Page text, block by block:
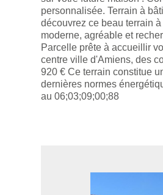
personnalisée. Terrain à
découvrez ce beau terrain
moderne, agréable et
Parcelle prête à accueillir
centre ville d'Amiens, des
920 € Ce terrain constitue
dernières normes
au 06;03;09;00;88